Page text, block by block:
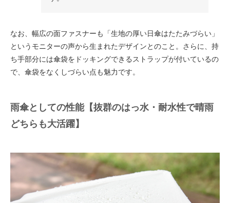
なお、幅広の面ファスナーも「生地の厚い日傘はたたみづらい」
というモニターの声から生まれたデザインとのこと。さらに、持
ち手部分には傘袋をドッキングできるストラップが付いているの
で、傘袋をなくしづらい点も魅力です。
雨傘としての性能【抜群のはっ水・耐水性で晴雨
どちらも大活躍】